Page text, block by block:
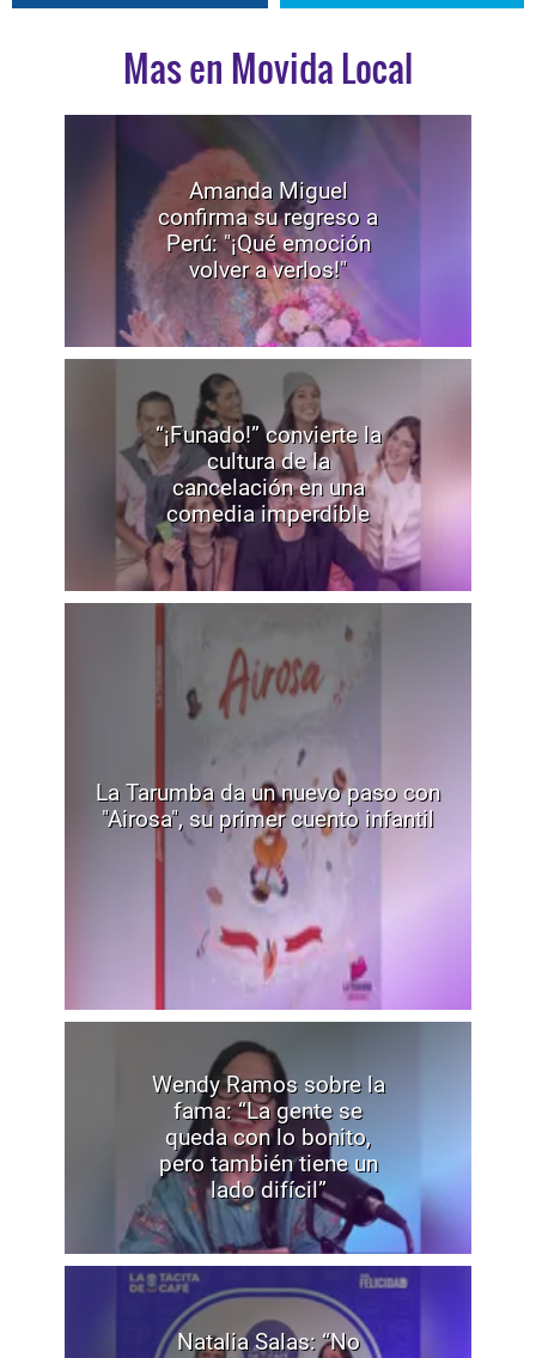
Mas en Movida Local
Amanda Miguel
confirma su regreso a
Perú: "¡Qué emoción
volver a verlos!"
“¡Funado!” convierte la
cultura de la
cancelación en una
comedia imperdible
La Tarumba da un nuevo paso con
"Airosa", su primer cuento infantil
Wendy Ramos sobre la
fama: “La gente se
queda con lo bonito,
pero también tiene un
lado difícil”
Natalia Salas: “No